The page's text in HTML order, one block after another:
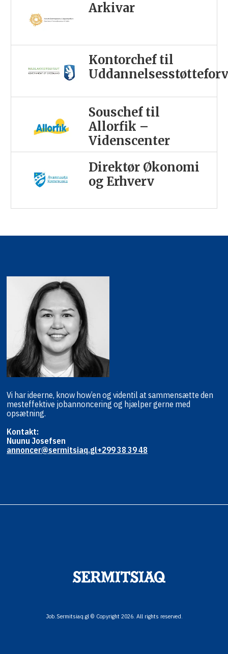
Arkivar
Kontorchef til
Souschef til
Allorfik –
Videnscenter
Direktør Økonomi
og Erhverv
Vi har ideerne, know how’en og videntil at sammensætte den
mesteffektive jobannoncering og hjælpergerne med
opsætning.
Kontakt:
Nuunu Josefsen
annoncer@sermitsiaq.gl+299 38 39 48
Job.Sermitsiaq.gl © Copyright 2026. All rights reserved.